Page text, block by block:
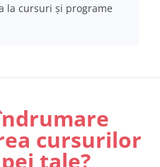
la cursuri și programe
cursurilor
tale?